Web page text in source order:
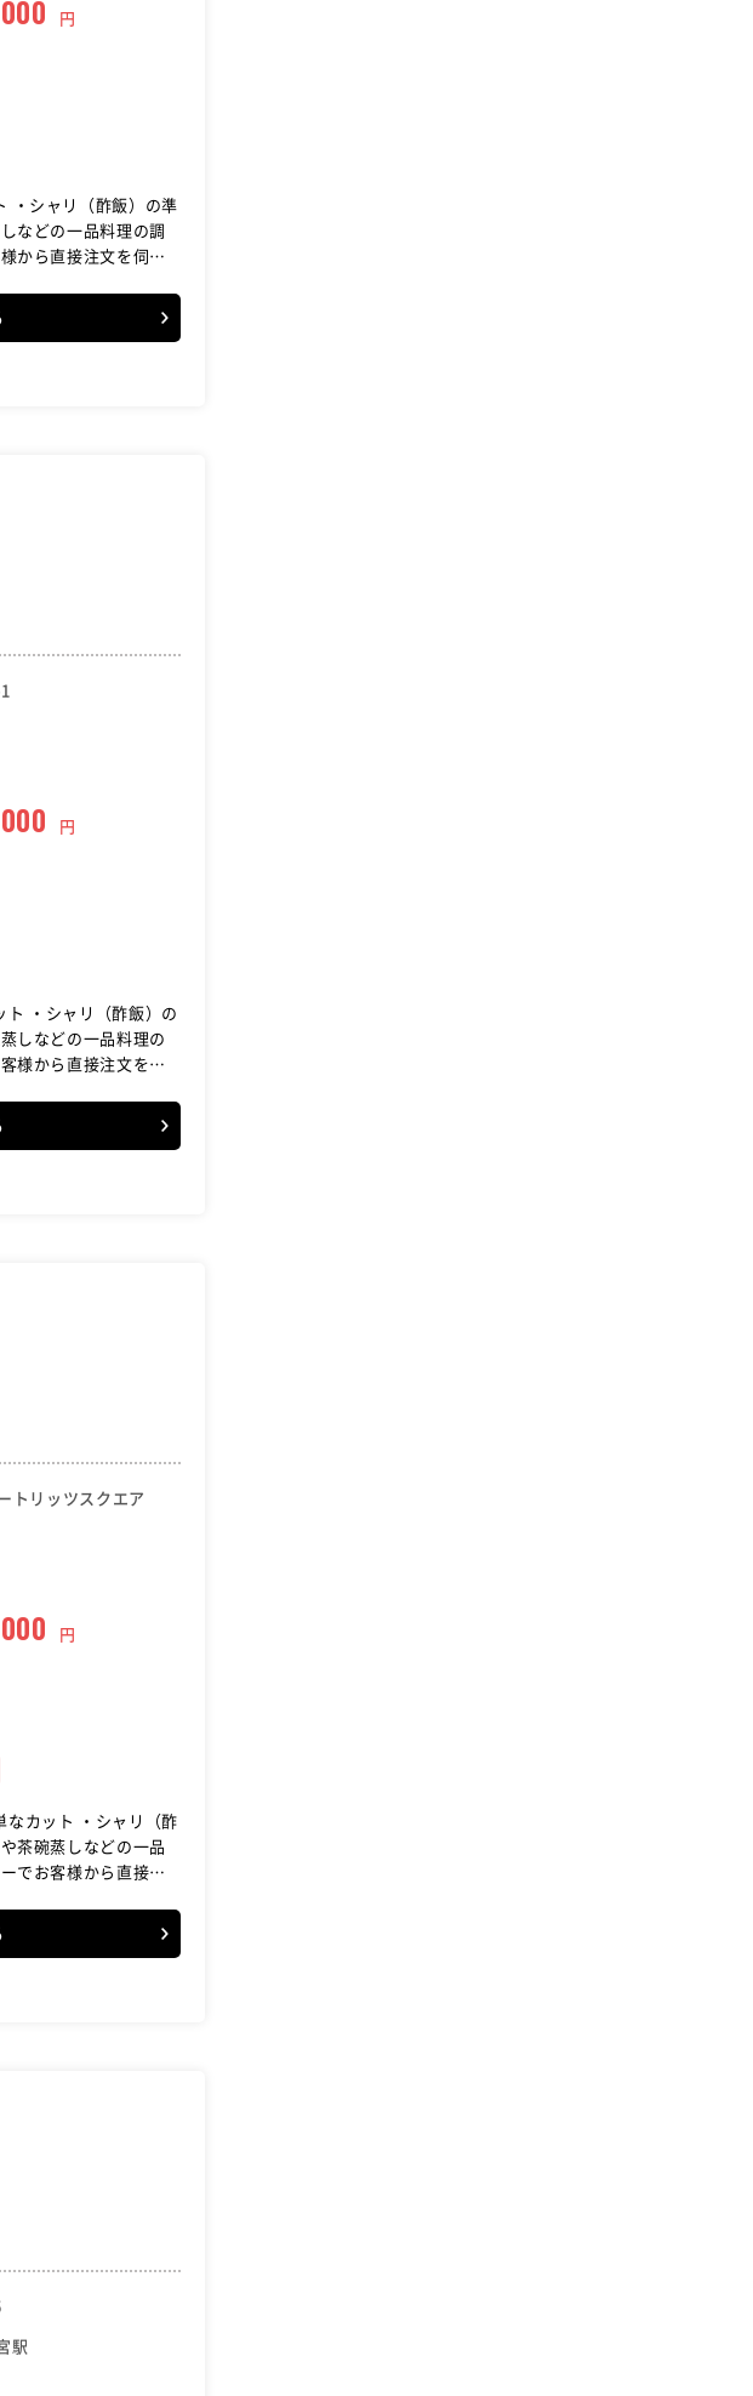
円
困ったときや分から
て上げる制度が整っ
円
！困ったときや分か
て上げる制度が整っ
トリッツスクエア
円
しょう！困ったとき
人に育て上げる制度
駅